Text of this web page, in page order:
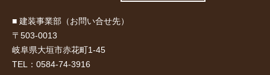
■ 建装事業部（お問い合せ先）
〒503-0013
岐阜県大垣市赤花町1-45
TEL： 0584-74-3916